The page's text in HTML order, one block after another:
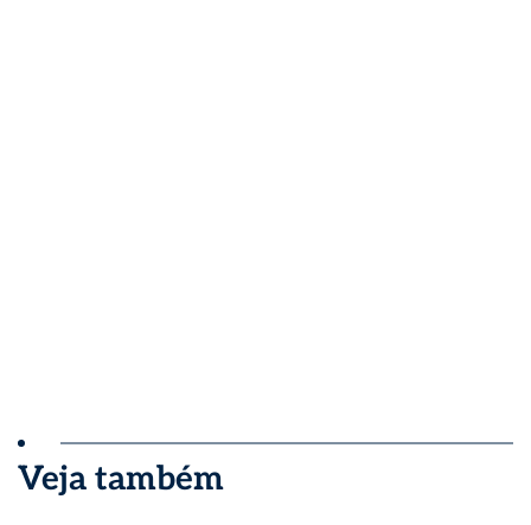
Veja também